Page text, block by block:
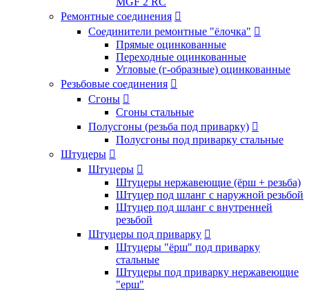
Ремонтные соединения 
Соединители ремонтные "ёлочка" 
Прямые оцинкованные
Переходные оцинкованные
Угловые (г-образные) оцинкованные
Резьбовые соединения 
Сгоны 
Сгоны стальные
Полусгоны (резьба под приварку) 
Полусгоны под приварку стальные
Штуцеры 
Штуцеры 
Штуцеры нержавеющие (ёрш + резьба)
Штуцер под шланг с наружной резьбой
Штуцер под шланг с внутренней
резьбой
Штуцеры под приварку 
Штуцеры "ёрш" под приварку
стальные
Штуцеры под приварку нержавеющие
"ерш"